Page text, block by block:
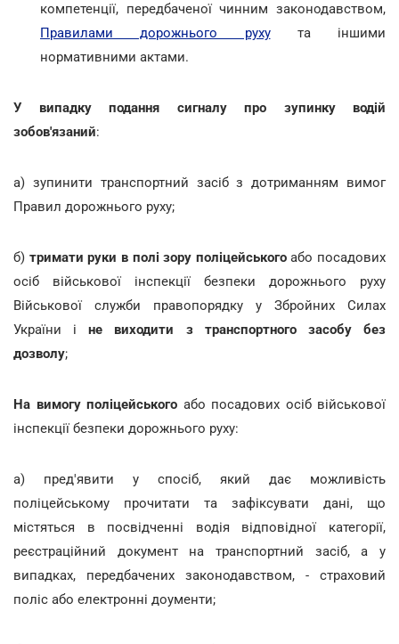
компетенції, передбаченої чинним законодавством,
Правилами дорожнього рухута іншими
нормативними актами.
У випадку подання сигналу про зупинку водій
зобов'язаний:
а) зупинити транспортний засіб з дотриманням вимог
Правил дорожнього руху;
б) тримати руки в полі зору поліцейськогоабо посадових
осіб військової інспекції безпеки дорожнього руху
Військової служби правопорядку у Збройних Силах
України іне виходити з транспортного засобу без
дозволу;
На вимогу поліцейського або посадових осіб військової
інспекції безпеки дорожнього руху:
а) пред'явити у спосіб, який дає можливість
поліцейському прочитати та зафіксувати дані, що
містяться в посвідченні водія відповідної категорії,
реєстраційний документ на транспортний засіб, а у
випадках, передбачених законодавством, - страховий
поліс або електронні доументи;